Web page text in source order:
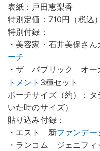
表紙：戸田恵梨香
特別定価：710円（税込）
特別付録：
・美容家・石井美保さ
ーチ
・ザ パブリック オー
トメント 3種セット
ポーチサイズ（約）：
いた時のサイズ）
貼り込み付録：
・エスト 新ファンデー
・ランコム ジェニフ